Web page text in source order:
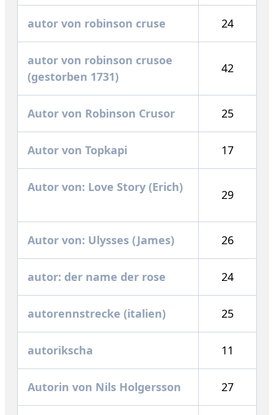
autor von robinson cruse 24
autor von robinson crusoe
(gestorben 1731)
42
Autor von Robinson Crusor 25
Autor von Topkapi 17
Autor von: Love Story (Erich)
29
Autor von: Ulysses (James) 26
autor: der name der rose 24
autorennstrecke (italien) 25
autorikscha 11
Autorin von Nils Holgersson 27